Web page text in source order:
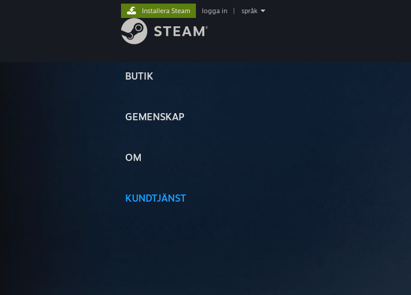
BUTIK
GEMENSKAP
OM
KUNDTJÄNST
Installera Steam logga in språk